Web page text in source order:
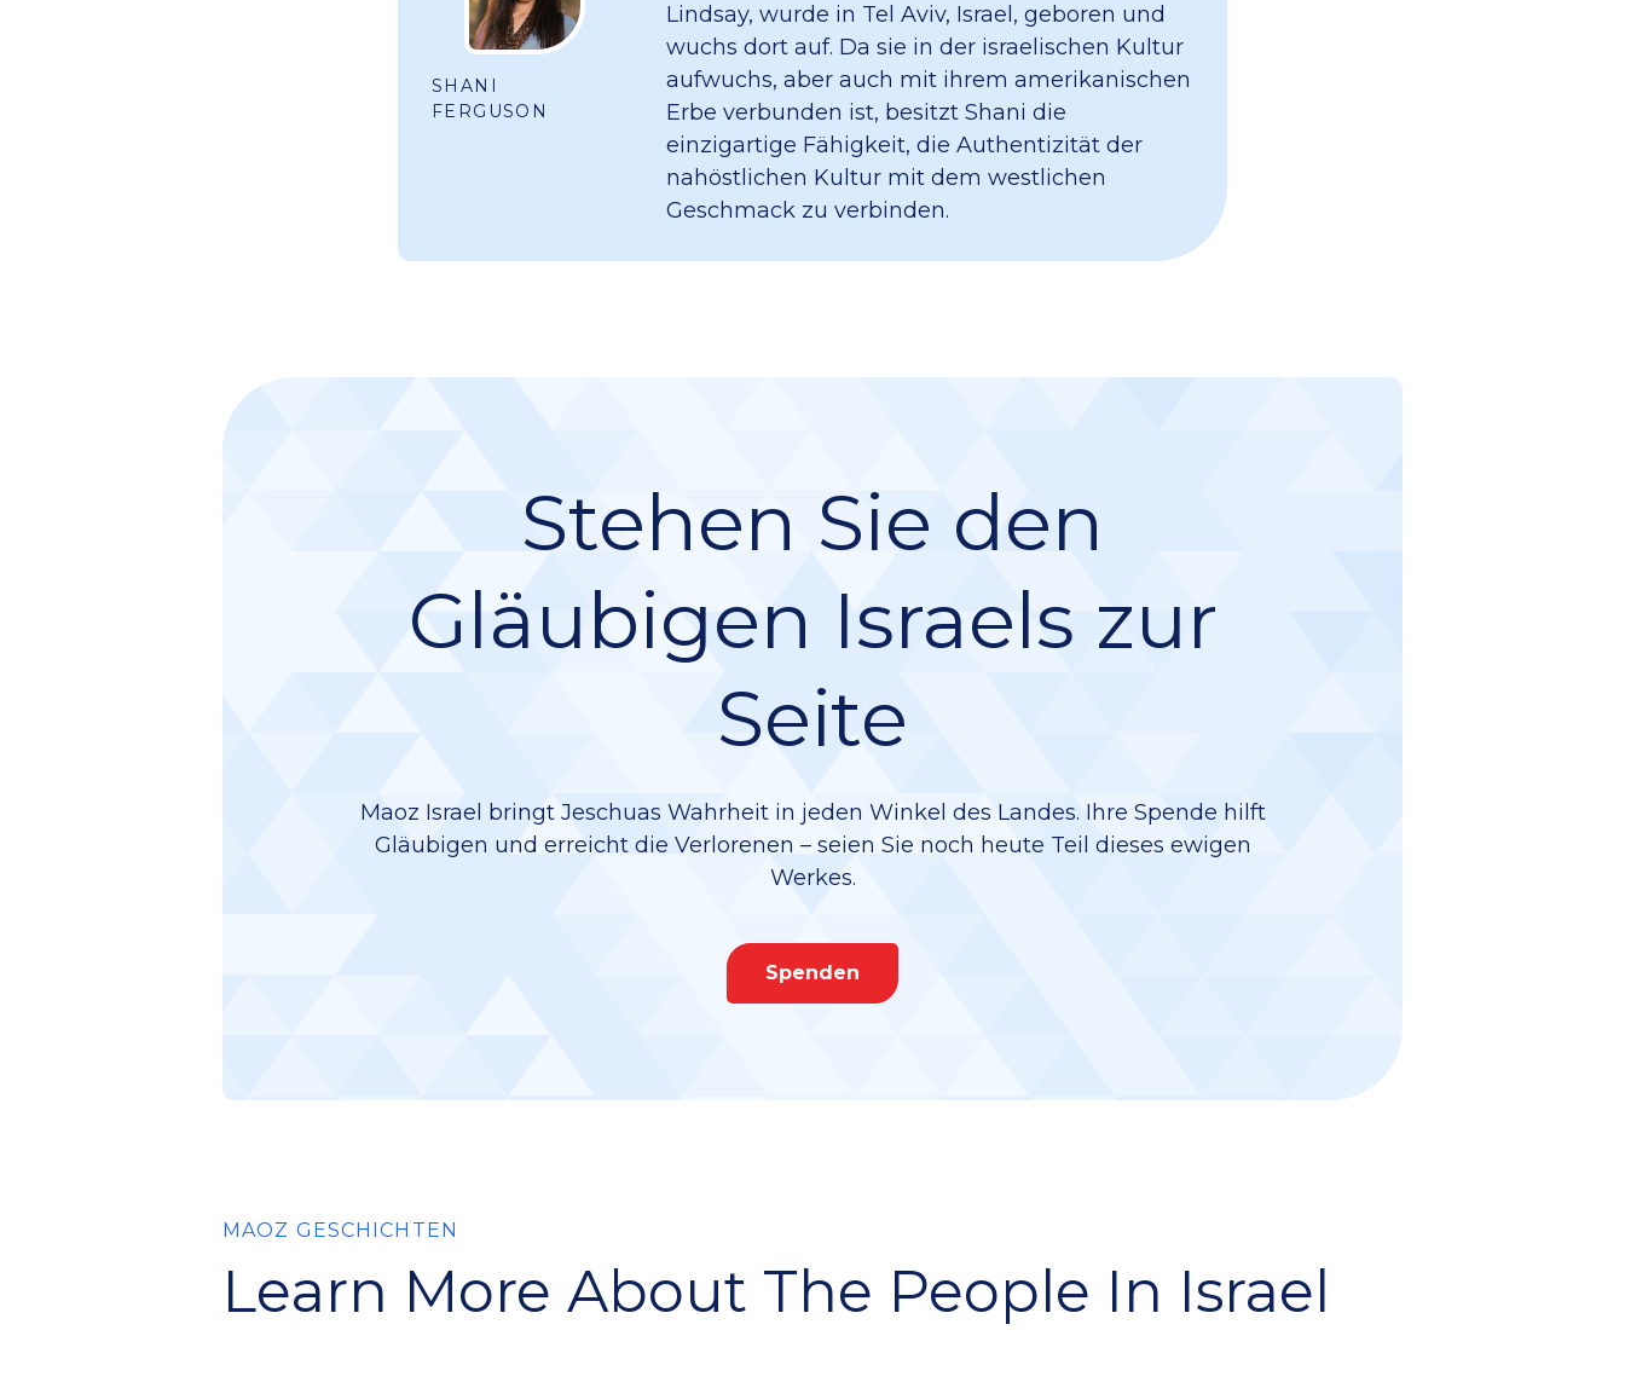
SHANI
FERGUSON
Lindsay, wurde in Tel Aviv, Israel, geboren und
wuchs dort auf. Da sie in der israelischen Kultur
aufwuchs, aber auch mit ihrem amerikanischen
Erbe verbunden ist, besitzt Shani die
einzigartige Fähigkeit, die Authentizität der
nahöstlichen Kultur mit dem westlichen
Geschmack zu verbinden.
Stehen Sie den
Gläubigen Israels zur
Seite
Maoz Israel bringt Jeschuas Wahrheit in jeden Winkel des Landes. Ihre Spende hilft
Gläubigen und erreicht die Verlorenen – seien Sie noch heute Teil dieses ewigen
Werkes.
Spenden
MAOZ GESCHICHTEN
Learn More About The People In Israel